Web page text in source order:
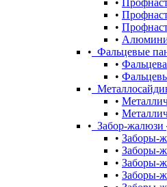
Фальцевые
Забор-жалюзи
Заборы-
Заборы-
Заборы-
Заборы-